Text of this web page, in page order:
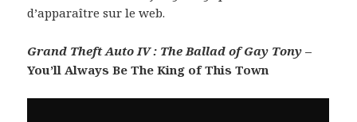
d’apparaître sur le web.
Grand Theft Auto IV : The Ballad of Gay Tony –
You’ll Always Be The King of This Town